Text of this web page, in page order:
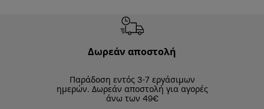
Δωρεάν αποστολή
Παράδοση εντός 3-7 εργάσιμων
ημερών. Δωρεάν αποστολή για αγορές
άνω των 49€